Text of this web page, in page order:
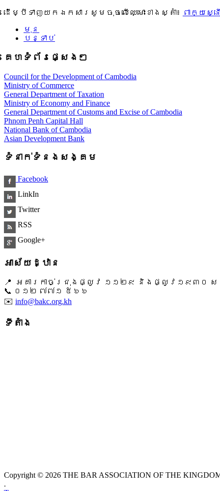
ដើម្បីទាញយកឯកសារសូមចុចលើឈ្មោះខាងស្តាំ៖
ពាក្យស្
មុន
បន្ទាប់
គេហទំព័រផ្សេងៗ
Council for the Development of Cambodia
Ministry of Commerce
General Department of Taxation
Ministry of Economy and Finance
General Department of Customs and Excise of Cambodia
Phnom Penh Capital Hall
National Bank of Cambodia
Asian Development Bank
ទំនាក់ទំនងសង្គម
Facebook
LinkIn
Twitter
RSS
Google+
អាស័យដ្ឋាន
📍 អគារកាច់ជ្រុងផ្លូវ ១១២៩ និងផ្លូវ១៩៣០ ស
📞 ​០១២ ៧៧១ ៥៦៦
✉️ info@bakc.org.kh
ទីតាំង
Copyright © 2026 THE BAR ASSOCIATION OF THE
.